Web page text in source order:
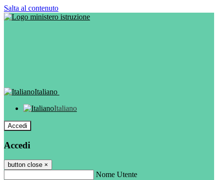
Salta al contenuto
Italiano
Italiano
Accedi
Accedi
button close ×
Nome Utente